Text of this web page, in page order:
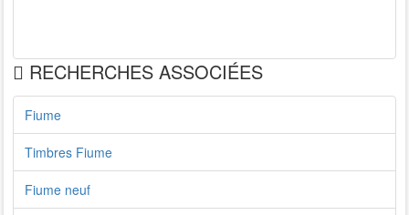
RECHERCHES ASSOCIÉES
Fiume
Timbres Fiume
Fiume neuf